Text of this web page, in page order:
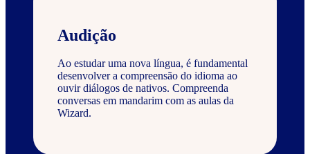
Audição
Ao estudar uma nova língua, é fundamental
desenvolver a compreensão do idioma ao
ouvir diálogos de nativos. Compreenda
conversas em mandarim com as aulas da
Wizard.